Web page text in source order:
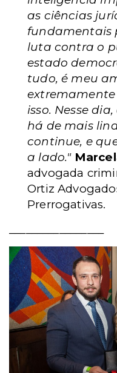
as ciências
fundamentais
luta contra o
estado
tudo, é meu
isso. Nesse
há de mais
continue, e
a lado."
advogada
Ortiz
Prerrogativas.